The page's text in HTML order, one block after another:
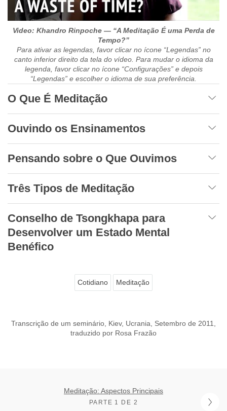
Video: Khandro Rinpoche — “A Meditação É uma Perda de
Tempo?”
Para ativar as legendas, favor clicar no ícone “Legendas” no
canto inferior direito da tela do vídeo. Para mudar o idioma da
legenda, favor clicar no ícone “Configurações” e depois
“Legendas” e escolher o idioma de sua preferência.
O Que É Meditação
Ouvindo os Ensinamentos
Pensando sobre o Que Ouvimos
Três Tipos de Meditação
Conselho de Tsongkhapa para
Desenvolver um Estado Mental
Benéfico
Cotidiano Meditação
Transcrição de um seminário, Kiev, Ucrania, Setembro de 2011,
traduzido por Rosa Frazão
Meditação: Aspectos Principais
PARTE 1 DE 2